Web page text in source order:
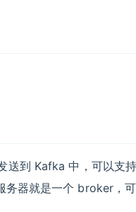
到 Kafka 中，可以支
器就是一个 broker，